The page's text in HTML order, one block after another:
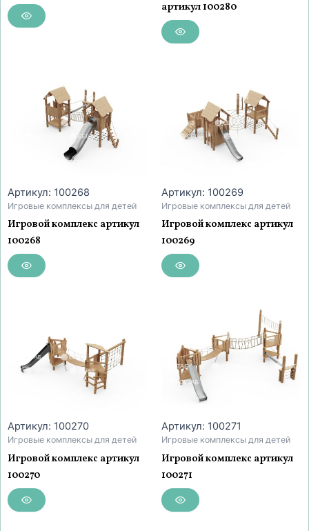
артикул 100280
Артикул: 100268
Игровые комплексы для детей
Игровой комплекс артикул
100268
Артикул: 100269
Игровые комплексы для детей
Игровой комплекс артикул
100269
Артикул: 100270
Игровые комплексы для детей
Игровой комплекс артикул
100270
Артикул: 100271
Игровые комплексы для детей
Игровой комплекс артикул
100271